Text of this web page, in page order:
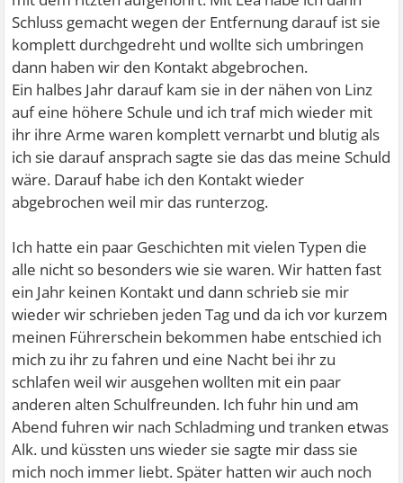
Schluss gemacht wegen der Entfernung darauf ist sie
komplett durchgedreht und wollte sich umbringen
dann haben wir den Kontakt abgebrochen.
Ein halbes Jahr darauf kam sie in der nähen von Linz
auf eine höhere Schule und ich traf mich wieder mit
ihr ihre Arme waren komplett vernarbt und blutig als
ich sie darauf ansprach sagte sie das das meine Schuld
wäre. Darauf habe ich den Kontakt wieder
abgebrochen weil mir das runterzog.
Ich hatte ein paar Geschichten mit vielen Typen die
alle nicht so besonders wie sie waren. Wir hatten fast
ein Jahr keinen Kontakt und dann schrieb sie mir
wieder wir schrieben jeden Tag und da ich vor kurzem
meinen Führerschein bekommen habe entschied ich
mich zu ihr zu fahren und eine Nacht bei ihr zu
schlafen weil wir ausgehen wollten mit ein paar
anderen alten Schulfreunden. Ich fuhr hin und am
Abend fuhren wir nach Schladming und tranken etwas
Alk. und küssten uns wieder sie sagte mir dass sie
mich noch immer liebt. Später hatten wir auch noch